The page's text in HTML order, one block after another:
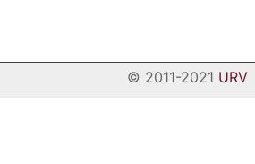
© 2011-2021 URV